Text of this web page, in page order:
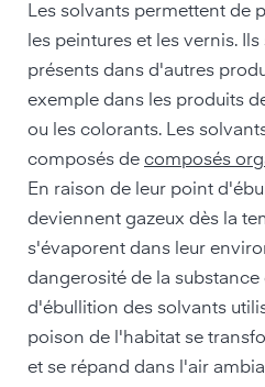
Les solvants permettent de
les peintures et les vernis.
présents dans d'autres
exemple dans les produits
ou les colorants. Les
composés de composés
En raison de leur point
deviennent gazeux dès la
s'évaporent dans leur
dangerosité de la
d'ébullition des solvants
poison de l'habitat se
et se répand dans l'air